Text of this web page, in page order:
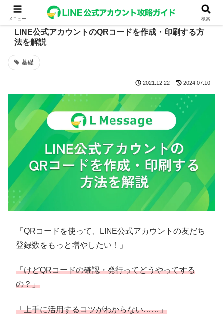
LINE公式アカウントのQRコードを作成・印刷する方
法を解説
基礎
2021.12.22 2024.07.10
「QRコードを使って、LINE公式アカウントの友だち
登録数をもっと増やしたい！」
「けどQRコードの確認・発行ってどうやってする
の？」
「上手に活用するコツがわからない……」
メニュー 検索